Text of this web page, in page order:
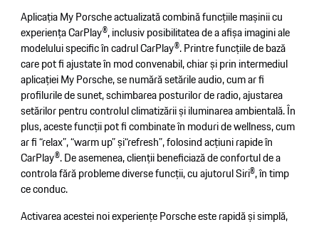
Aplicația My Porsche actualizată combină funcțiile mașinii cu
experiența CarPlay®, inclusiv posibilitatea de a afișa imagini ale
modelului specific în cadrul CarPlay®. Printre funcțiile de bază
care pot fi ajustate în mod convenabil, chiar și prin intermediul
aplicației My Porsche, se numără setările audio, cum ar fi
profilurile de sunet, schimbarea posturilor de radio, ajustarea
setărilor pentru controlul climatizării și iluminarea ambientală. În
plus, aceste funcții pot fi combinate în moduri de wellness, cum
ar fi “relax”, “warm up” și“refresh”, folosind acțiuni rapide în
CarPlay®. De asemenea, clienții beneficiază de confortul de a
controla fără probleme diverse funcții, cu ajutorul Siri®, în timp
ce conduc.
Activarea acestei noi experiențe Porsche este rapidă și simplă,